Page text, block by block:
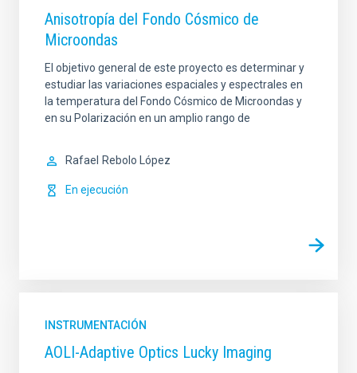
Anisotropía del Fondo Cósmico de
Microondas
El objetivo general de este proyecto es determinar y
estudiar las variaciones espaciales y espectrales en
la temperatura del Fondo Cósmico de Microondas y
en su Polarización en un amplio rango de
Rafael Rebolo López
En ejecución
INSTRUMENTACIÓN
AOLI-Adaptive Optics Lucky Imaging